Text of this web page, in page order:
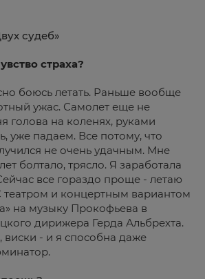
судеб»
страха?
боюсь летать. Раньше вообще
ужас. Самолет еще не
голова на коленях, руками
уже падаем. Все потому, что
не очень удачным. Мне
болтало, трясло. Я заработала
все гораздо проще - летаю
театром и концертным вариантом
на музыку Прокофьева в
дирижера Герда Альбрехта.
- и я способна даже